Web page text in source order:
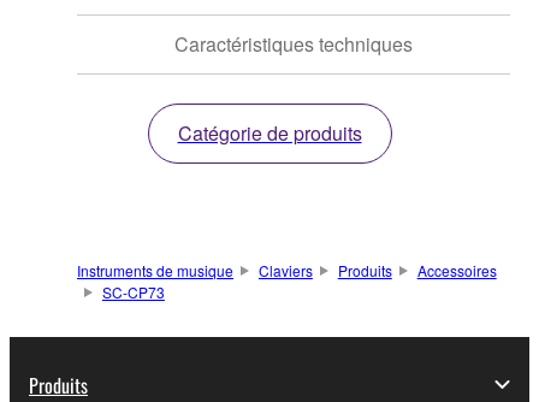
Caractéristiques techniques
Catégorie de produits
Instruments de musique Claviers Produits
Accessoires
SC-CP73
Produits